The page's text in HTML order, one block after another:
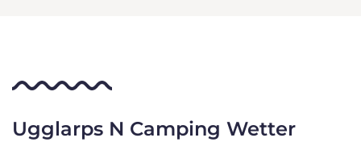
Ugglarps N Camping Wetter